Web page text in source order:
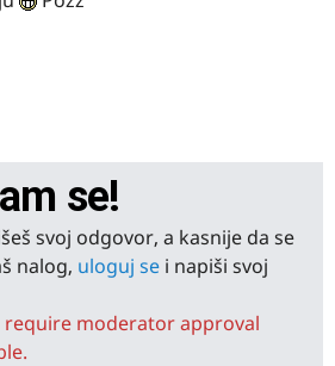
se!
svoj odgovor, a kasnije da se
nalog, uloguj se i napiši svoj
moderator approval